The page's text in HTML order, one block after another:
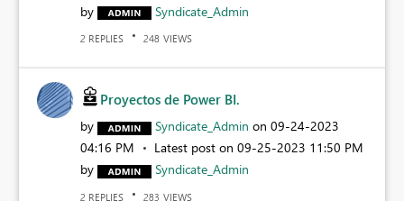
by
Syndicate_Admin
2 REPLIES 248 VIEWS
Proyectos de Power BI.
by Syndicate_Admin on ‎09-24-2023
04:16 PM
Latest post on ‎09-25-2023 11:50 PM
by
Syndicate_Admin
2 REPLIES 283 VIEWS